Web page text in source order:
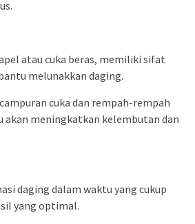
atau cuka beras, memiliki sifat
melunakkan daging.
cuka dan rempah-rempah
akan meningkatkan kelembutan dan
daging dalam waktu yang cukup
yang optimal.